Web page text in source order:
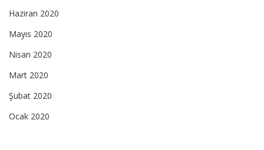
Haziran 2020
Mayıs 2020
Nisan 2020
Mart 2020
Şubat 2020
Ocak 2020